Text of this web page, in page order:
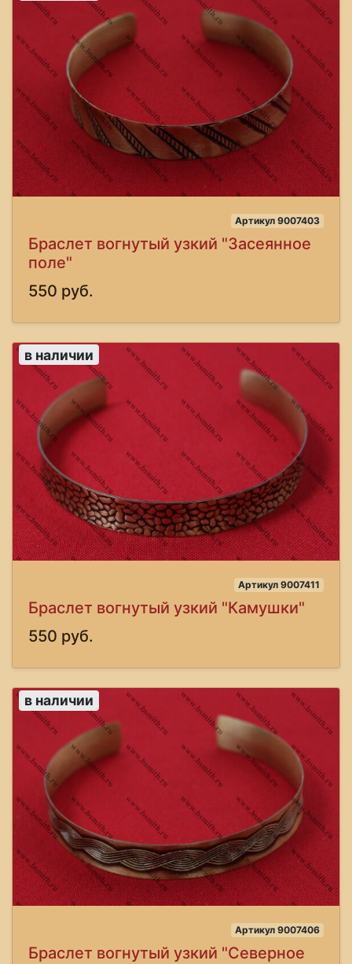
Артикул 9007403
Браслет вогнутый узкий "Засеянное
поле"
550 руб.
в наличии
Артикул 9007411
Браслет вогнутый узкий "Камушки"
550 руб.
в наличии
Артикул 9007406
Браслет вогнутый узкий "Северное